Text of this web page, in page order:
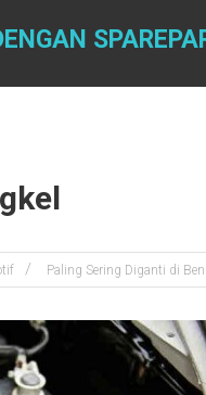
Paling Sering Diganti di